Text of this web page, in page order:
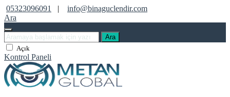
05323096091 |
info@binaguclendir.com
Ara
Ara
Açık
Kontrol Paneli